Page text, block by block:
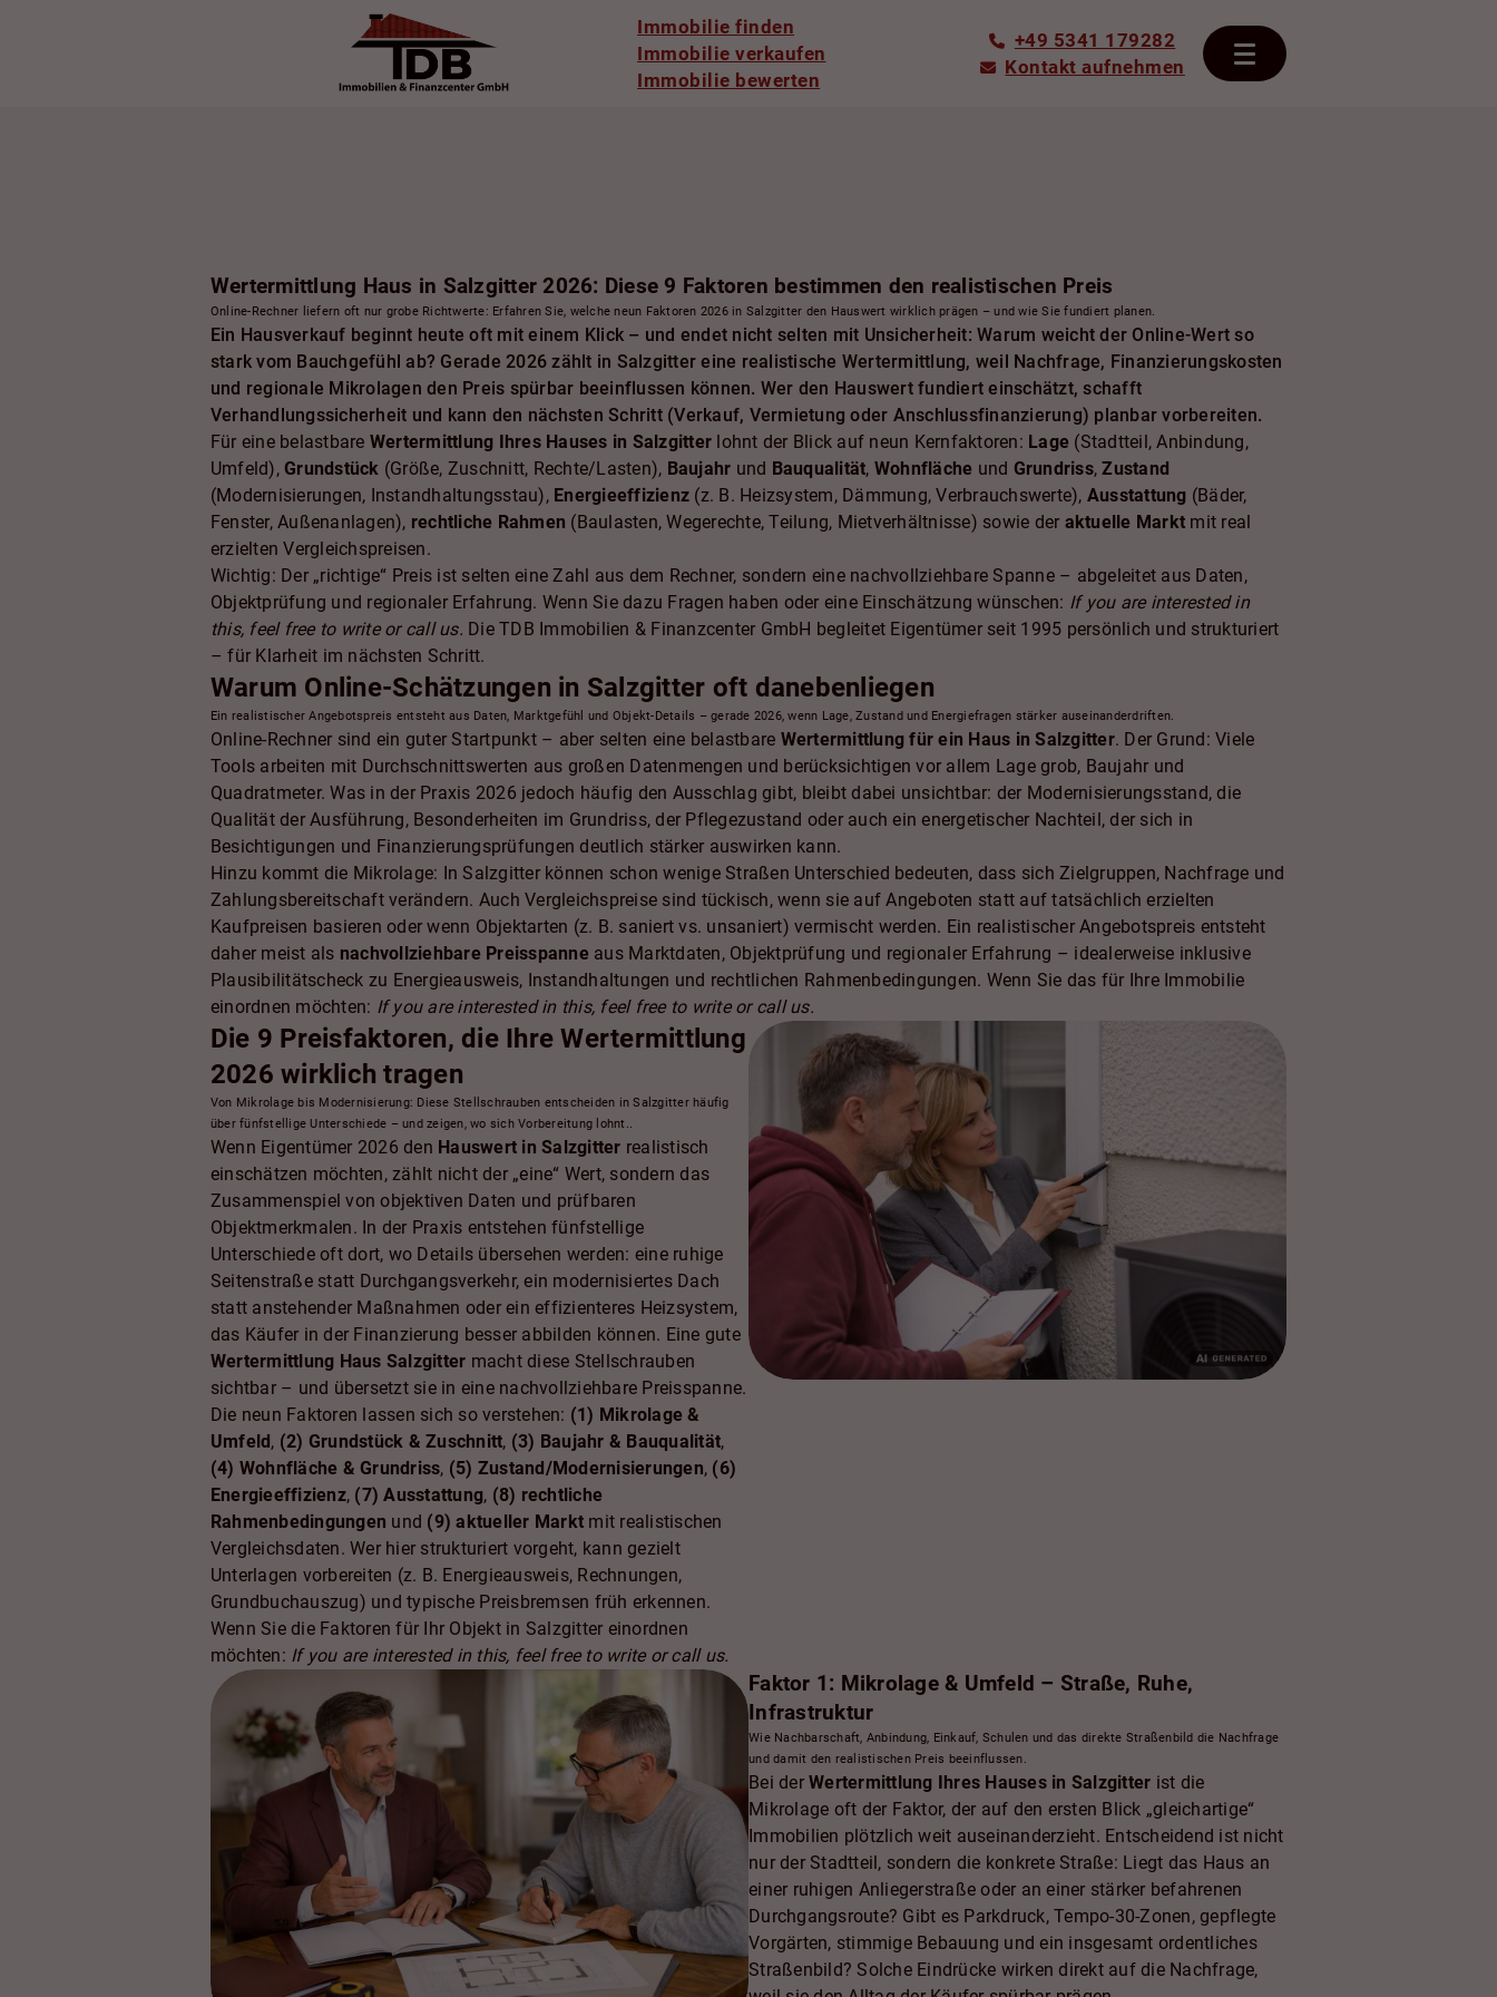
Immobilie finden
Immobilie verkaufen
Immobilie bewerten
+49 5341 179282
Kontakt aufnehmen
Wertermittlung Haus in Salzgitter 2026: Diese 9 Faktoren bestimmen den realistischen Preis
Online-Rechner liefern oft nur grobe Richtwerte: Erfahren Sie, welche neun Faktoren 2026 in Salzgitter den Hauswert wirklich prägen – und wie Sie fundiert planen.
Ein Hausverkauf beginnt heute oft mit einem Klick – und endet nicht selten mit Unsicherheit: Warum weicht der Online-Wert so
stark vom Bauchgefühl ab? Gerade 2026 zählt in Salzgitter eine realistische Wertermittlung, weil Nachfrage, Finanzierungskosten
und regionale Mikrolagen den Preis spürbar beeinflussen können. Wer den Hauswert fundiert einschätzt, schafft
Verhandlungssicherheit und kann den nächsten Schritt (Verkauf, Vermietung oder Anschlussfinanzierung) planbar vorbereiten.
Für eine belastbare Wertermittlung Ihres Hauses in Salzgitter lohnt der Blick auf neun Kernfaktoren: Lage (Stadtteil, Anbindung,
Umfeld),Grundstück (Größe, Zuschnitt, Rechte/Lasten), Baujahr und Bauqualität, Wohnfläche und Grundriss,Zustand
(Modernisierungen, Instandhaltungsstau), Energieeffizienz (z. B. Heizsystem, Dämmung, Verbrauchswerte), Ausstattung (Bäder,
Fenster, Außenanlagen), rechtliche Rahmen (Baulasten, Wegerechte, Teilung, Mietverhältnisse) sowie der aktuelle Markt mit real
erzielten Vergleichspreisen.
Wichtig: Der „richtige“ Preis ist selten eine Zahl aus dem Rechner, sondern eine nachvollziehbare Spanne – abgeleitet aus Daten,
Objektprüfung und regionaler Erfahrung. Wenn Sie dazu Fragen haben oder eine Einschätzung wünschen: If you are interested in
this, feel free to write or call us. Die TDB Immobilien & Finanzcenter GmbH begleitet Eigentümer seit 1995 persönlich und strukturiert
– für Klarheit im nächsten Schritt.
Warum Online-Schätzungen in Salzgitter oft danebenliegen
Ein realistischer Angebotspreis entsteht aus Daten, Marktgefühl und Objekt-Details – gerade 2026, wenn Lage, Zustand und Energiefragen stärker auseinanderdriften.
Online-Rechner sind ein guter Startpunkt – aber selten eine belastbare Wertermittlung für ein Haus in Salzgitter. Der Grund: Viele
Tools arbeiten mit Durchschnittswerten aus großen Datenmengen und berücksichtigen vor allem Lage grob, Baujahr und
Quadratmeter. Was in der Praxis 2026 jedoch häufig den Ausschlag gibt, bleibt dabei unsichtbar: der Modernisierungsstand, die
Qualität der Ausführung, Besonderheiten im Grundriss, der Pflegezustand oder auch ein energetischer Nachteil, der sich in
Besichtigungen und Finanzierungsprüfungen deutlich stärker auswirken kann.
Hinzu kommt die Mikrolage: In Salzgitter können schon wenige Straßen Unterschied bedeuten, dass sich Zielgruppen, Nachfrage und
Zahlungsbereitschaft verändern. Auch Vergleichspreise sind tückisch, wenn sie auf Angeboten statt auf tatsächlich erzielten
Kaufpreisen basieren oder wenn Objektarten (z. B. saniert vs. unsaniert) vermischt werden. Ein realistischer Angebotspreis entsteht
daher meist als nachvollziehbare Preisspanne aus Marktdaten, Objektprüfung und regionaler Erfahrung – idealerweise inklusive
Plausibilitätscheck zu Energieausweis, Instandhaltungen und rechtlichen Rahmenbedingungen. Wenn Sie das für Ihre Immobilie
einordnen möchten: If you are interested in this, feel free to write or call us.
Die 9 Preisfaktoren, die Ihre Wertermittlung
2026 wirklich tragen
Von Mikrolage bis Modernisierung: Diese Stellschrauben entscheiden in Salzgitter häufig
über fünfstellige Unterschiede – und zeigen, wo sich Vorbereitung lohnt..
Wenn Eigentümer 2026 den Hauswert in Salzgitter realistisch
einschätzen möchten, zählt nicht der „eine“ Wert, sondern das
Zusammenspiel von objektiven Daten und prüfbaren
Objektmerkmalen. In der Praxis entstehen fünfstellige
Unterschiede oft dort, wo Details übersehen werden: eine ruhige
Seitenstraße statt Durchgangsverkehr, ein modernisiertes Dach
statt anstehender Maßnahmen oder ein effizienteres Heizsystem,
das Käufer in der Finanzierung besser abbilden können. Eine gute
Wertermittlung Haus Salzgitter macht diese Stellschrauben
sichtbar – und übersetzt sie in eine nachvollziehbare Preisspanne.
Die neun Faktoren lassen sich so verstehen: (1) Mikrolage &
Umfeld, (2) Grundstück & Zuschnitt, (3) Baujahr & Bauqualität,
(4) Wohnfläche & Grundriss, (5) Zustand/Modernisierungen, (6)
Energieeffizienz, (7) Ausstattung, (8) rechtliche
Rahmenbedingungen und (9) aktueller Markt mit realistischen
Vergleichsdaten. Wer hier strukturiert vorgeht, kann gezielt
Unterlagen vorbereiten (z. B. Energieausweis, Rechnungen,
Grundbuchauszug) und typische Preisbremsen früh erkennen.
Wenn Sie die Faktoren für Ihr Objekt in Salzgitter einordnen
möchten: If you are interested in this, feel free to write or call us.
Faktor 1: Mikrolage & Umfeld – Straße, Ruhe,
Infrastruktur
Wie Nachbarschaft, Anbindung, Einkauf, Schulen und das direkte Straßenbild die Nachfrage
und damit den realistischen Preis beeinflussen.
Bei der Wertermittlung Ihres Hauses in Salzgitter ist die
Mikrolage oft der Faktor, der auf den ersten Blick „gleichartige“
Immobilien plötzlich weit auseinanderzieht. Entscheidend ist nicht
nur der Stadtteil, sondern die konkrete Straße: Liegt das Haus an
einer ruhigen Anliegerstraße oder an einer stärker befahrenen
Durchgangsroute? Gibt es Parkdruck, Tempo-30-Zonen, gepflegte
Vorgärten, stimmige Bebauung und ein insgesamt ordentliches
Straßenbild? Solche Eindrücke wirken direkt auf die Nachfrage,